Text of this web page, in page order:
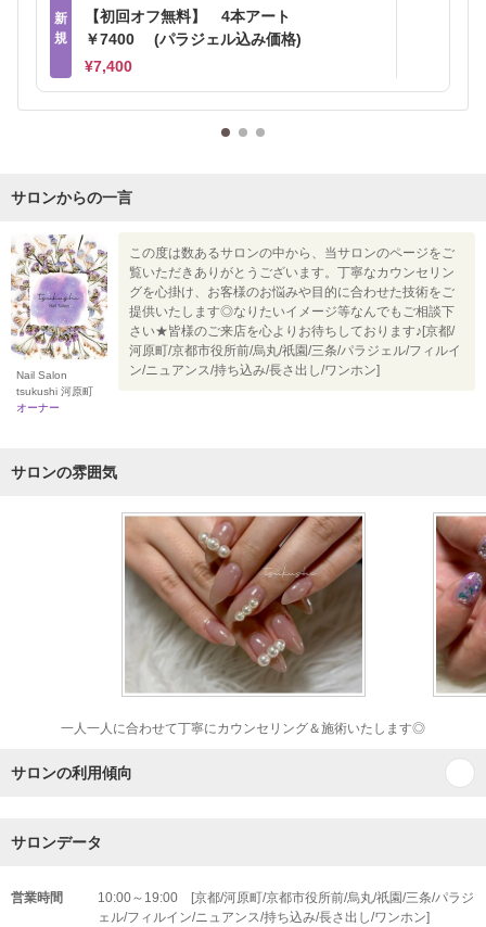
新
規
【初回オフ無料】 4本アート
￥7400 (パラジェル込み価格)
¥7,400
サロンからの一言
Nail Salon
tsukushi 河原町
オーナー
この度は数あるサロンの中から、当サロンのページをご
覧いただきありがとうございます。丁寧なカウンセリン
グを心掛け、お客様のお悩みや目的に合わせた技術をご
提供いたします◎なりたいイメージ等なんでもご相談下
さい★皆様のご来店を心よりお待ちしております♪[京都/
河原町/京都市役所前/烏丸/祇園/三条/パラジェル/フィルイ
ン/ニュアンス/持ち込み/長さ出し/ワンホン]
サロンの雰囲気
一人一人に合わせて丁寧にカウンセリング＆施術いたします◎
サロンの利用傾向
サロンデータ
営業時間
10:00～19:00 [京都/河原町/京都市役所前/烏丸/祇園/三条/パラジ
ェル/フィルイン/ニュアンス/持ち込み/長さ出し/ワンホン]